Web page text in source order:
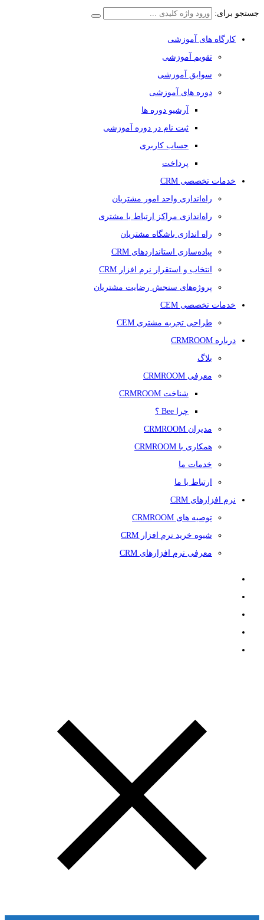
جستجو برای:
کارگاه های آموزشی
تقویم آموزشی
سوابق آموزشی
دوره های آموزشی
آرشیو دوره ها
ثبت نام در دوره آموزشی
حساب کاربری
پرداخت
خدمات تخصصی CRM
راه‌اندازی واحد امور مشتریان
راه‌اندازی مراکز ارتباط با مشتری
راه اندازی باشگاه مشتریان
پیاده‌سازی استانداردهای CRM
انتخاب و استقرار نرم افزار CRM
پروژه‌های سنجش رضایت مشتریان
خدمات تخصصی CEM
طراحی تجربه مشتری CEM
درباره CRMROOM
بلاگ
معرفی CRMROOM
شناخت CRMROOM
چرا Bee ؟
مدیران CRMROOM
همکاری با CRMROOM
خدمات ما
ارتباط با ما
نرم افزارهای CRM
توصیه های CRMROOM
شیوه خرید نرم افزار CRM
معرفی نرم افزارهای CRM